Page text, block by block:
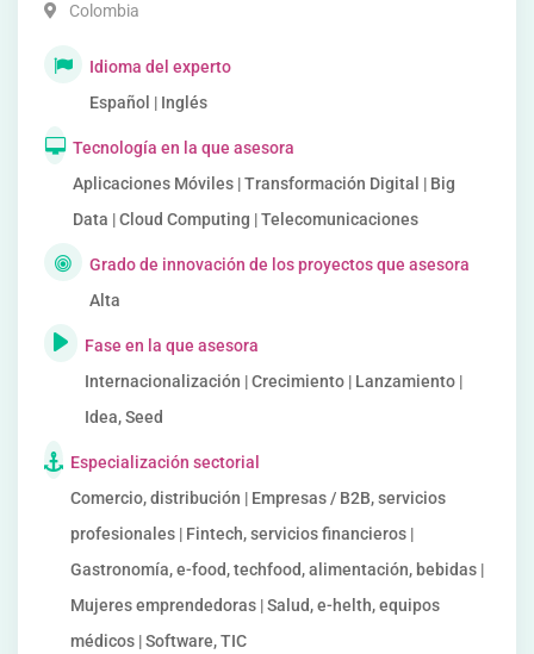
Colombia
Idioma del experto
Español | Inglés
Tecnología en la que asesora
Aplicaciones Móviles | Transformación Digital | Big
Data | Cloud Computing | Telecomunicaciones
Grado de innovación de los proyectos que asesora
Alta
Fase en la que asesora
Internacionalización | Crecimiento | Lanzamiento |
Idea, Seed
Especialización sectorial
Comercio, distribución | Empresas / B2B, servicios
profesionales | Fintech, servicios financieros |
Gastronomía, e-food, techfood, alimentación, bebidas |
Mujeres emprendedoras | Salud, e-helth, equipos
médicos | Software, TIC